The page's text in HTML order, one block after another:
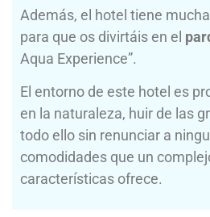
Además, el hotel tiene
para que os divirtáis en el
Aqua Experience”.
El entorno de este hotel es
en la naturaleza, huir de las
todo ello sin renunciar a
comodidades que un
características ofrece.